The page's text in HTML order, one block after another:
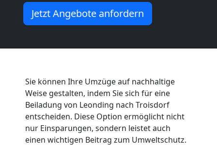
Jetzt Angebote anfordern
Sie können Ihre Umzüge auf nachhaltige
Weise gestalten, indem Sie sich für eine
Beiladung von Leonding nach Troisdorf
entscheiden. Diese Option ermöglicht nicht
nur Einsparungen, sondern leistet auch
einen wichtigen Beitrag zum Umweltschutz.
Mann
+
LKW
Möbellift
Leonding